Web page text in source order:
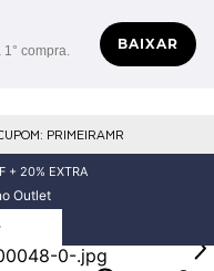
compra.
BAIXAR
PRIMEIRAMR
+ 20% EXTRA
Outlet